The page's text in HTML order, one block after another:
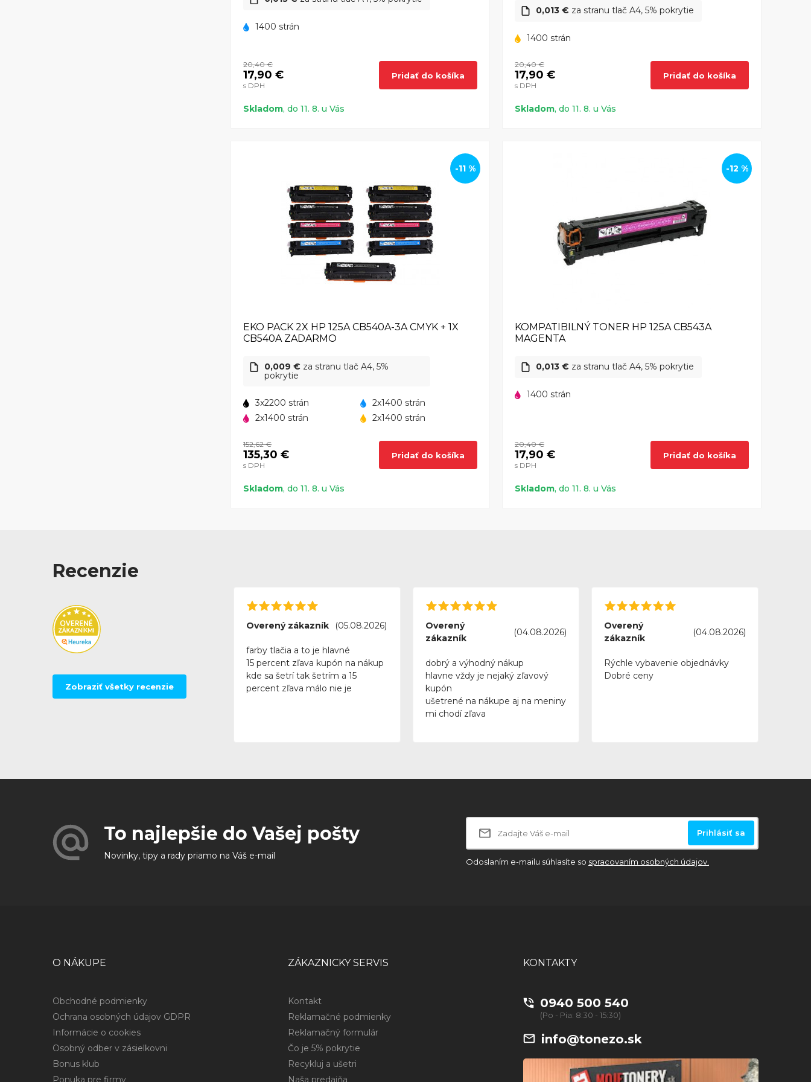
1400 strán
20,40 €
17,90 €
s DPH
Pridať do košíka
Skladom, do 11. 8. u Vás
0,013 € za stranu tlač A4, 5% pokrytie
1400 strán
20,40 €
17,90 €
s DPH
Pridať do košíka
Skladom, do 11. 8. u Vás
-11 %
EKO PACK 2X HP 125A CB540A-3A CMYK + 1X
CB540A ZADARMO
0,009 € za stranu tlač A4, 5%
pokrytie
3x2200 strán
2x1400 strán
2x1400 strán
2x1400 strán
152,62 €
135,30 €
s DPH
Pridať do košíka
Skladom, do 11. 8. u Vás
-12 %
KOMPATIBILNÝ TONER HP 125A CB543A
MAGENTA
0,013 € za stranu tlač A4, 5% pokrytie
1400 strán
20,40 €
17,90 €
s DPH
Pridať do košíka
Skladom, do 11. 8. u Vás
Recenzie
Zobraziť všetky recenzie
Overený zákazník (05.08.2026)
farby tlačia a to je hlavné
15 percent zľava kupón na nákup
kde sa šetrí tak šetrím a 15
percent zľava málo nie je
Overený
zákazník
(04.08.2026)
dobrý a výhodný nákup
hlavne vždy je nejaký zľavový
kupón
ušetrené na nákupe aj na meniny
mi chodí zľava
Overený
zákazník
(04.08.2026)
Rýchle vybavenie objednávky
Dobré ceny
To najlepšie do Vašej pošty
Novinky, tipy a rady priamo na Váš e-mail
Prihlásiť sa
Odoslaním e-mailu súhlasíte so spracovaním osobných údajov.
O NÁKUPE
Obchodné podmienky
Ochrana osobných údajov GDPR
Informácie o cookies
Osobný odber v zásielkovni
Bonus klub
Ponuka pre firmy
ZÁKAZNICKY SERVIS
Kontakt
Reklamačné podmienky
Reklamačný formulár
Čo je 5% pokrytie
Recykluj a ušetri
Naša predajňa
KONTAKTY
0940 500 540
(Po - Pia: 8:30 - 15:30)
info@tonezo.sk